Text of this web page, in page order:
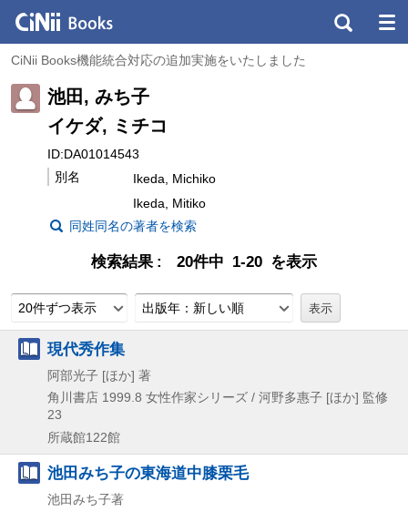
CiNii Books機能統合対応の追加実施をいたしました
池田, みち子
イケダ, ミチコ
ID:DA01014543
別名
Ikeda, Michiko
Ikeda, Mitiko
同姓同名の著者を検索
検索結果 20件中 1-20 を表示
20件ずつ表示 出版年：新しい順
現代秀作集
阿部光子 [ほか] 著
角川書店 1999.8 女性作家シリーズ / 河野多惠子 [ほか] 監修
23
所蔵館122館
池田みち子の東海道中膝栗毛
池田みち子著